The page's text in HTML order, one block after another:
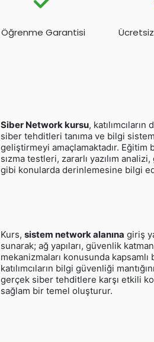
Öğrenme Garantisi Ücretsiz
Siber Network kursu,
siber tehditleri tanıma ve bilgi
geliştirmeyi amaçlamaktadır. Eğitim
sızma testleri, zararlı yazılım
gibi konularda derinlemesine bilgi
Kurs,sistem network alanına giriş
sunarak; ağ yapıları, güvenlik
mekanizmaları konusunda kapsamlı
katılımcıların bilgi güvenliği
gerçek siber tehditlere karşı etkili
sağlam bir temel oluşturur.